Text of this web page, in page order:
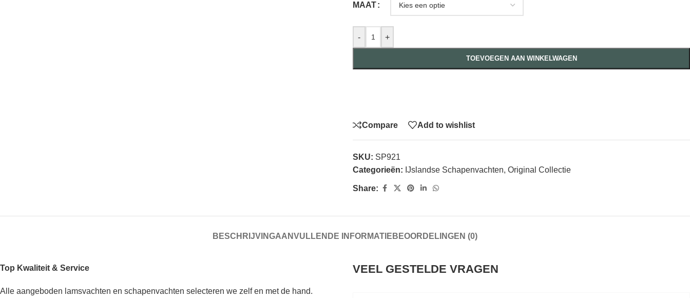
MAAT
- +
TOEVOEGEN AAN WINKELWAGEN
Compare Add to wishlist
SKU: SP921
Categorieën: IJslandse Schapenvachten, Original Collectie
Share:
BESCHRIJVINGAANVULLENDE INFORMATIE BEOORDELINGEN (0)
Top Kwaliteit & Service
Alle aangeboden lamsvachten en schapenvachten selecteren we zelf en met de hand.
VEEL GESTELDE VRAGEN